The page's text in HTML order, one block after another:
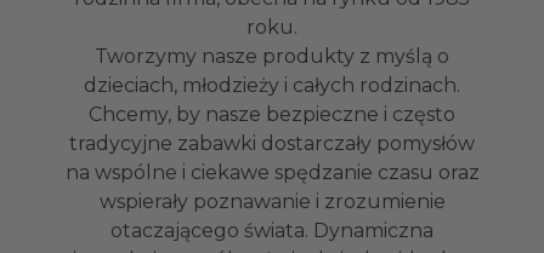
roku.
Tworzymy nasze produkty z myślą o
dzieciach, młodzieży i całych rodzinach.
Chcemy, by nasze bezpieczne i często
tradycyjne zabawki dostarczały pomysłów
na wspólne i ciekawe spędzanie czasu oraz
wspierały poznawanie i zrozumienie
otaczającego świata. Dynamiczna